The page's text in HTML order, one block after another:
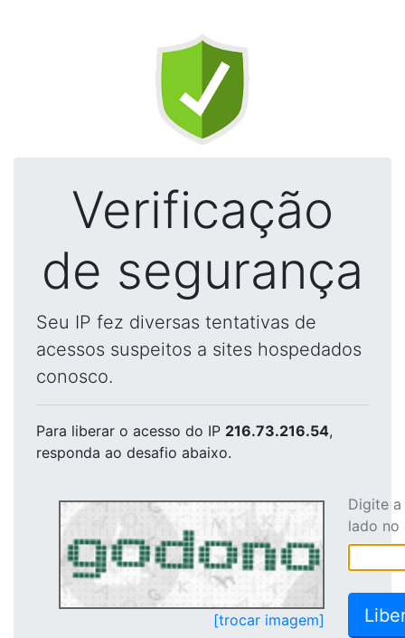
Verificação
de segurança
Seu IP fez diversas tentativas de
acessos suspeitos a sites hospedados
conosco.
Para liberar o acesso do IP 216.73.216.54,
responda ao desafio abaixo.
[trocar imagem]
Digite
lado no